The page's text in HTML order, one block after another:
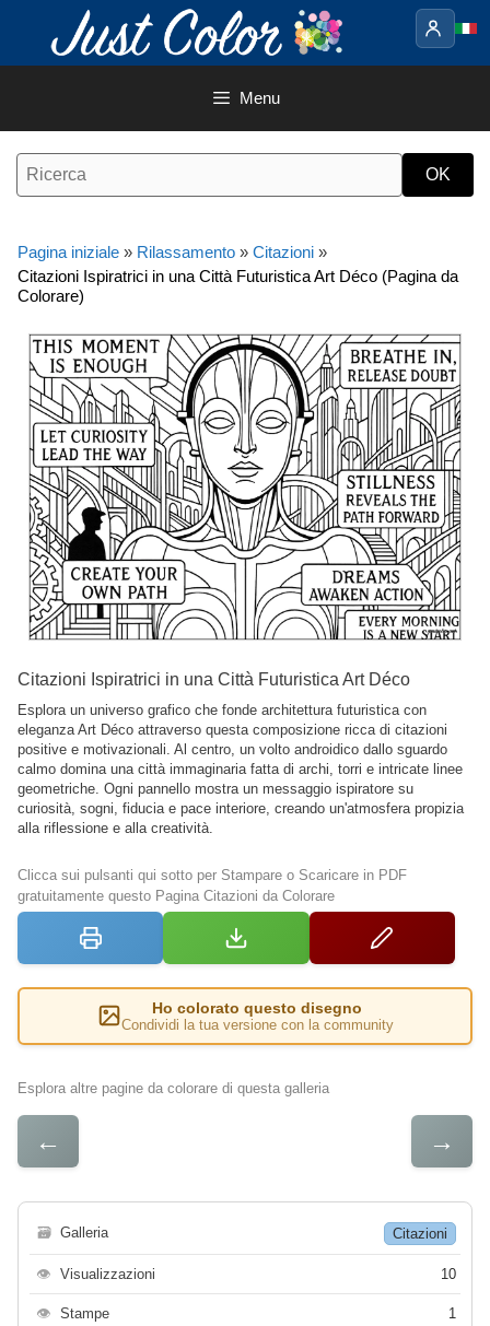
contenuto
Menu
Pagina iniziale » Rilassamento » Citazioni »
Citazioni Ispiratrici in una Città Futuristica Art Déco (Pagina da
Colorare)
Citazioni Ispiratrici in una Città Futuristica Art Déco
Esplora un universo grafico che fonde architettura futuristica con
eleganza Art Déco attraverso questa composizione ricca di citazioni
positive e motivazionali. Al centro, un volto androidico dallo sguardo
calmo domina una città immaginaria fatta di archi, torri e intricate linee
geometriche. Ogni pannello mostra un messaggio ispiratore su
curiosità, sogni, fiducia e pace interiore, creando un'atmosfera propizia
alla riflessione e alla creatività.
Clicca sui pulsanti qui sotto per Stampare o Scaricare in PDF
gratuitamente questo Pagina Citazioni da Colorare
Ho colorato questo disegno
Condividi la tua versione con la community
Esplora altre pagine da colorare di questa galleria
← →
🗃 Galleria Citazioni
👁 Visualizzazioni 10
👁 Stampe 1